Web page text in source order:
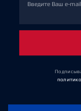
Введите Ваш e-mail